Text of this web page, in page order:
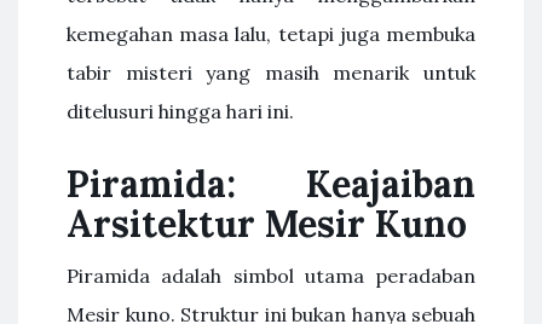
kemegahan masa lalu, tetapi juga membuka
tabir misteri yang masih menarik untuk
ditelusuri hingga hari ini.
Piramida: Keajaiban
Arsitektur Mesir Kuno
Piramida adalah simbol utama peradaban
Mesir kuno. Struktur ini bukan hanya sebuah